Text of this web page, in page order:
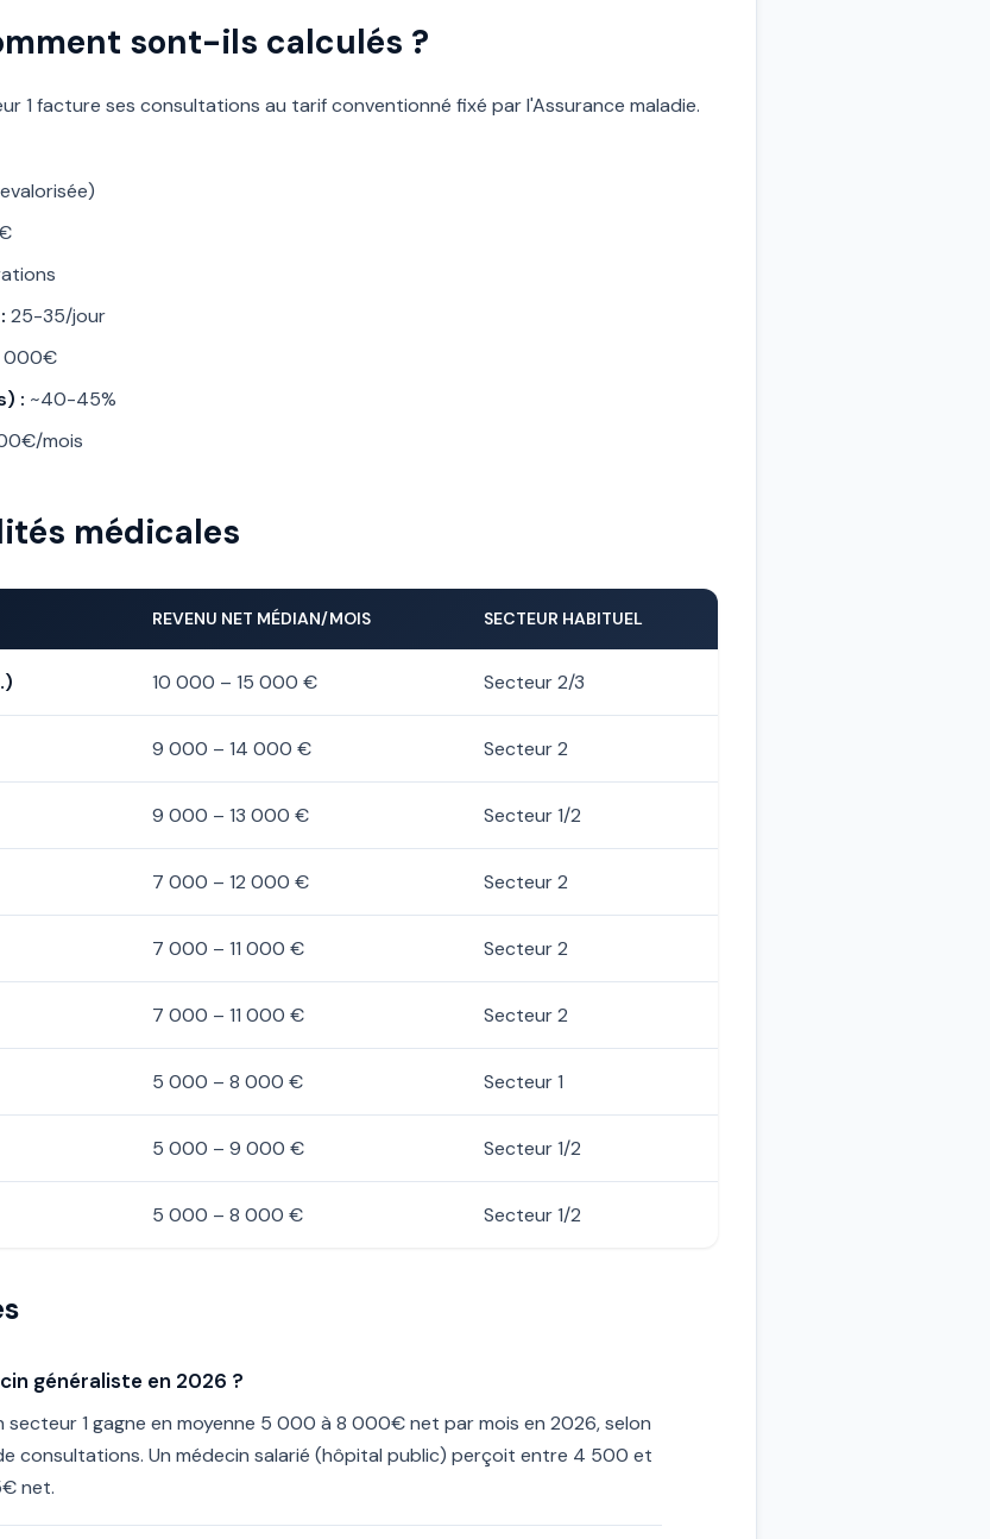
sont-ils calculés ?
1 facture ses consultations au tarif conventionné fixé par l'Assurance maladie.
25-35/jour
000€
: ~40-45%
mois
médicales
REVENU NET MÉDIAN/MOIS SECTEUR HABITUEL
10 000 – 15 000 € Secteur 2/3
9 000 – 14 000 € Secteur 2
9 000 – 13 000 € Secteur 1/2
7 000 – 12 000 € Secteur 2
7 000 – 11 000 € Secteur 2
7 000 – 11 000 € Secteur 2
5 000 – 8 000 € Secteur 1
5 000 – 9 000 € Secteur 1/2
5 000 – 8 000 € Secteur 1/2
généraliste en 2026 ?
secteur 1 gagne en moyenne 5 000 à 8 000€ net par mois en 2026, selon
consultations. Un médecin salarié (hôpital public) perçoit entre 4 500 et
net.